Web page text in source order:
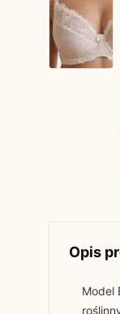
Opis
Model